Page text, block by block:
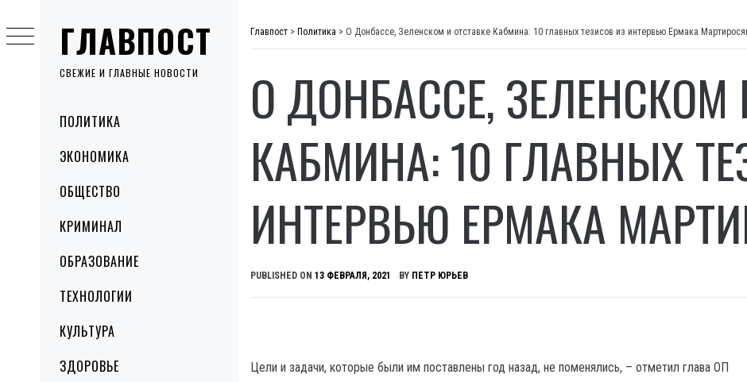
ГЛАВПОСТ
СВЕЖИЕ И ГЛАВНЫЕ НОВОСТИ
MenuПОЛИТИКА
ЭКОНОМИКА
ОБЩЕСТВО
КРИМИНАЛ
ОБРАЗОВАНИЕ
ТЕХНОЛОГИИ
КУЛЬТУРА
ЗДОРОВЬЕ
to
content
Главпост > Политика > О Донбассе, Зеленском и отставке Кабмина: 10 главных тезисов из интервью Ермака
О ДОНБАССЕ, ЗЕЛЕНСКОМ
КАБМИНА: 10 ГЛАВНЫХ
ИНТЕРВЬЮ ЕРМАКА
PUBLISHED ON 13 ФЕВРАЛЯ, 2021 BY ПЕТР ЮРЬЕВ
Цели и задачи, которые были им поставлены год назад, не поменялись, – отметил глава ОП